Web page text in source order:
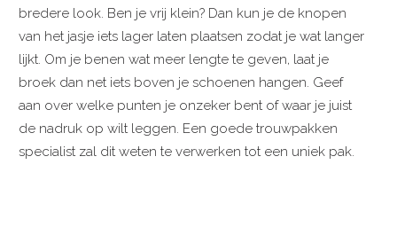
bredere look. Ben je vrij klein? Dan kun je de knopen
van het jasje iets lager laten plaatsen zodat je wat langer
lijkt. Om je benen wat meer lengte te geven, laat je
broek dan net iets boven je schoenen hangen. Geef
aan over welke punten je onzeker bent of waar je juist
de nadruk op wilt leggen. Een goede trouwpakken
specialist zal dit weten te verwerken tot een uniek pak.